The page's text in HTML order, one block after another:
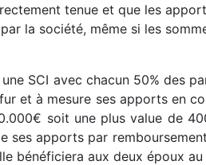
tenue et que les
la société, même si les
SCI avec chacun 50% des
et à mesure ses apports en
soit une plus value de
apports par
bénéficiera aux deux époux